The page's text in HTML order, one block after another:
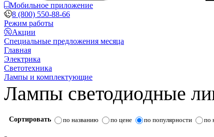
Мобильное приложение
8 (800) 550-88-66
Режим работы
Акции
Специальные предложения месяца
Главная
Электрика
Светотехника
Лампы и комплектующие
Лампы светодиодные
Сортировать по названию по цене по популярности по